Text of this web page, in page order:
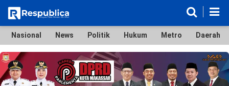
Nasional
News
Politik
Hukum
Metro
Daerah
Ekonomi & Bisnis
Lifestyle
Otomotif
Bola & Sport
Edukasi
Tokoh
Hiburan
Nasional News Politik Hukum Metro Daerah